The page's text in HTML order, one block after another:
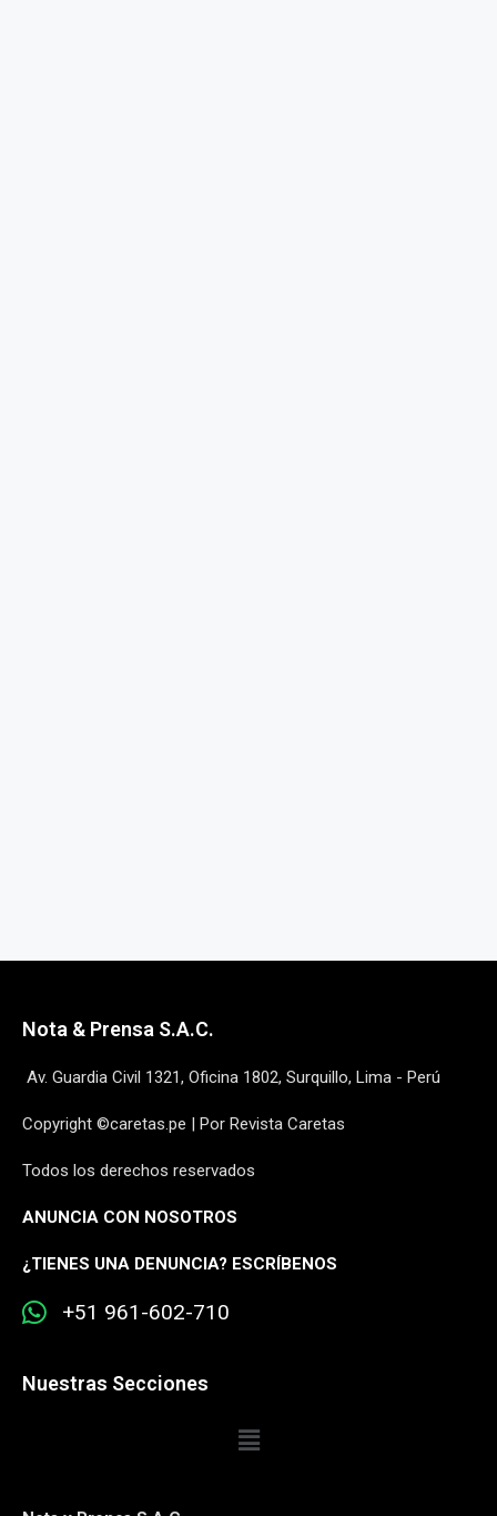
Nota & Prensa S.A.C.
Av. Guardia Civil 1321, Oficina 1802, Surquillo, Lima - Perú
Copyright ©caretas.pe | Por Revista Caretas
Todos los derechos reservados
ANUNCIA CON NOSOTROS
¿TIENES UNA DENUNCIA? ESCRÍBENOS
+51 961-602-710
Nuestras Secciones